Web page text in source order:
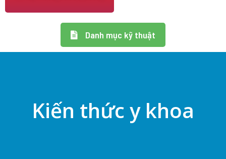
Danh mục kỹ thuật
Kiến thức y khoa